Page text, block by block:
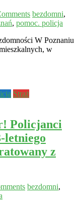
bezdomni,
, pomoc. policja
W Poznaniu
w
Straż
Policjanci
letniego
z
bezdomni,